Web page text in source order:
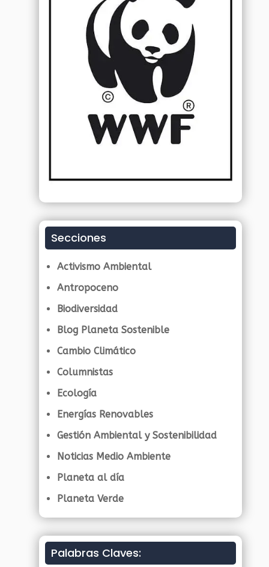
Secciones
Activismo Ambiental
Antropoceno
Biodiversidad
Blog Planeta Sostenible
Cambio Climático
Columnistas
Ecología
Energías Renovables
Gestión Ambiental y Sostenibilidad
Noticias Medio Ambiente
Planeta al día
Planeta Verde
Palabras Claves: